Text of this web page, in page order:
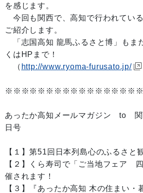
を感じます。
今回も関西で、高知で行われてい
ご紹介します。
「志国高知 龍馬ふるさと博」もま
くはHPまで！
（ http://www.ryoma-furusato.jp/
あったか高知メールマガジン to
日号
【１】第51回日本列島心のふるさと
【２】くら寿司で「ご当地フェア
催されます！
【３】『あったか高知 木の住まい・